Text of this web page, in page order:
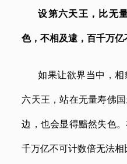
设第六天王，比无
色，不相及逮，百千万亿
如果让欲界当中，
六天王，站在无量寿佛
边，也会显得黯然失色
千万亿不可计数倍无法相